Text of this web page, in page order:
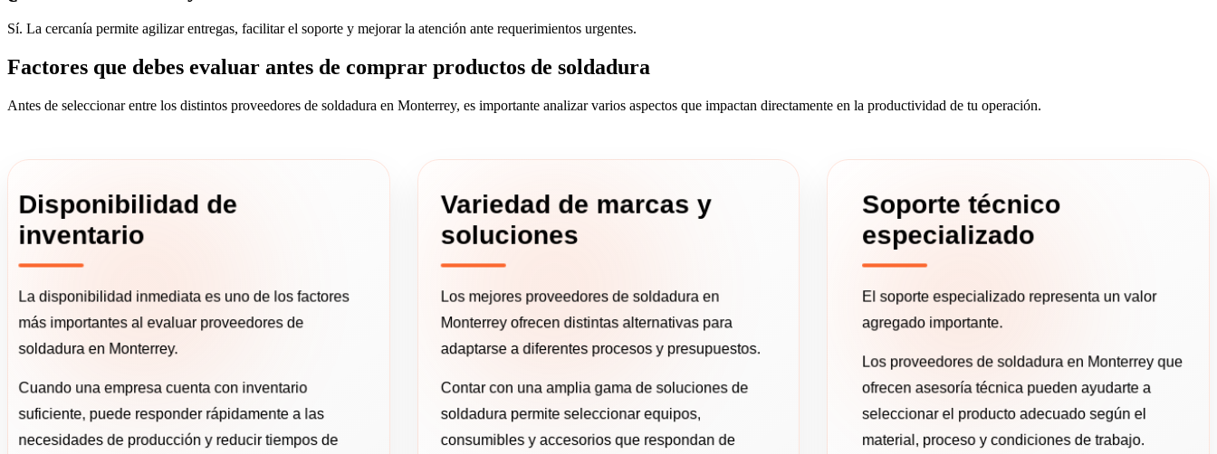
Sí. La cercanía permite agilizar entregas, facilitar el soporte y mejorar la atención ante requerimientos urgentes.
Factores que debes evaluar antes de comprar productos de soldadura
Antes de seleccionar entre los distintos proveedores de soldadura en Monterrey, es importante analizar varios aspectos que impactan directamente en la productividad de tu operación.
Disponibilidad de
inventario
La disponibilidad inmediata es uno de los factores
más importantes al evaluar proveedores de
soldadura en Monterrey.
Cuando una empresa cuenta con inventario
suficiente, puede responder rápidamente a las
necesidades de producción y reducir tiempos de
Variedad de marcas y
soluciones
Los mejores proveedores de soldadura en
Monterrey ofrecen distintas alternativas para
adaptarse a diferentes procesos y presupuestos.
Contar con una amplia gama de soluciones de
soldadura permite seleccionar equipos,
consumibles y accesorios que respondan de
Soporte técnico
especializado
El soporte especializado representa un valor
agregado importante.
Los proveedores de soldadura en Monterrey que
ofrecen asesoría técnica pueden ayudarte a
seleccionar el producto adecuado según el
material, proceso y condiciones de trabajo.